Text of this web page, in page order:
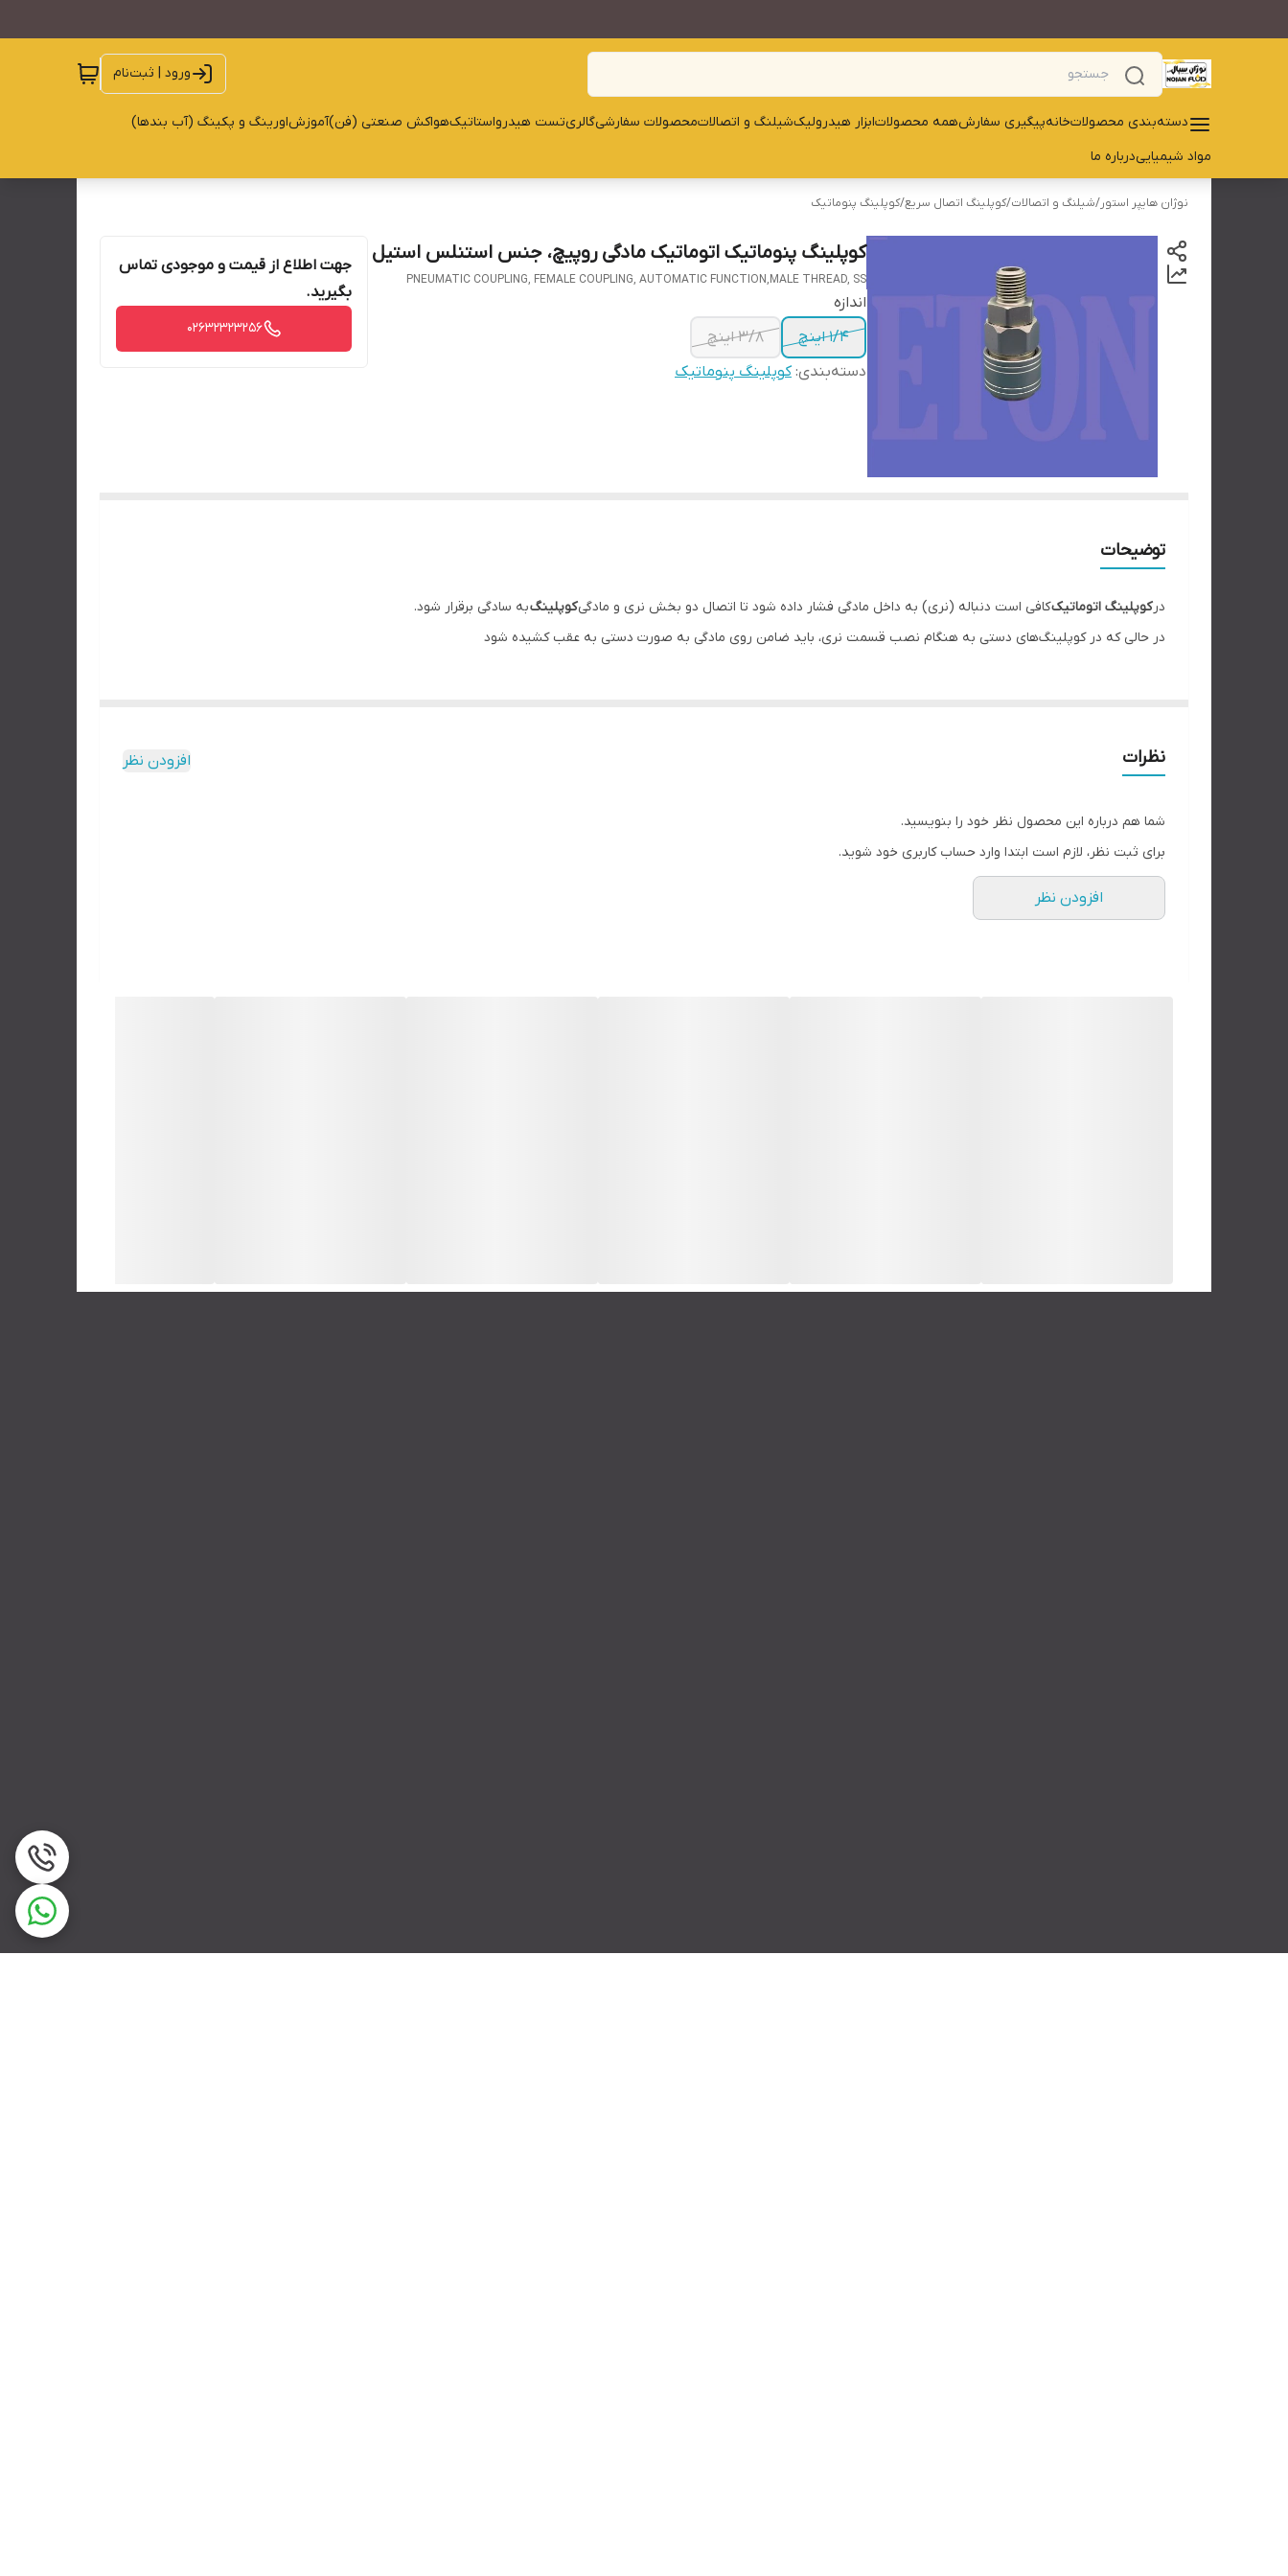
ورود | ثبت‌نام
دسته‌بندی محصولاتخانهپیگیری سفارشهمه محصولاتابزار هیدرولیکشیلنگ و اتصالاتمحصولات سفارشیگالریتست هیدرواستاتیکهواکش صنعتی (فن)آموزشاورینگ و پکینگ (آب بندها)
مواد شیمیاییدرباره ما
نوژان هایپر استور/شیلنگ و اتصالات/کوپلینگ اتصال سریع/کوپلینگ پنوماتیک
کوپلینگ پنوماتیک اتوماتیک مادگی روپیچ، جنس استنلس استیل
PNEUMATIC COUPLING, FEMALE COUPLING, AUTOMATIC FUNCTION,MALE THREAD, SS
اندازه
1/4 اینچ
3/8 اینچ
دسته‌بندی:کوپلینگ پنوماتیک
جهت اطلاع از قیمت و موجودی تماس
بگیرید.
02632323256
توضیحات
درکوپلینگ اتوماتیککافی است دنباله (نری) به داخل مادگی فشار داده شود تا اتصال دو بخش نری و مادگیکوپلینگبه سادگی برقرار شود.
در حالی که در کوپلینگ‌های دستی به هنگام نصب قسمت نری، باید ضامن روی مادگی به صورت دستی به عقب کشیده شود
نظرات افزودن نظر
شما هم درباره این محصول نظر خود را بنویسید.
برای ثبت نظر، لازم است ابتدا وارد حساب کاربری خود شوید.
افزودن نظر